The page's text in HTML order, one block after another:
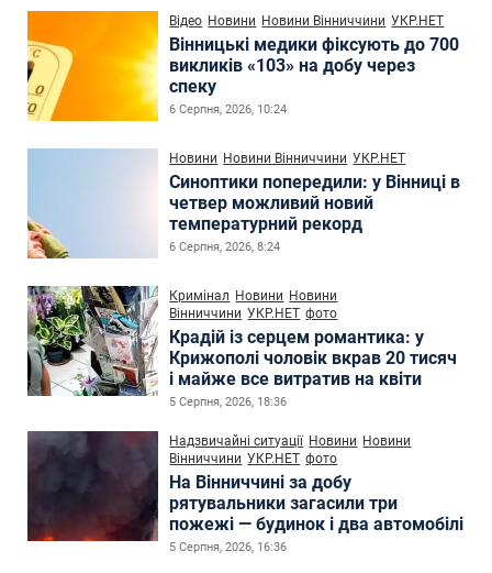
Відео Новини Новини Вінниччини УКР.НЕТ
Вінницькі медики фіксують до 700
викликів «103» на добу через
спеку
6 Серпня, 2026, 10:24
Новини Новини Вінниччини УКР.НЕТ
Синоптики попередили: у Вінниці в
четвер можливий новий
температурний рекорд
6 Серпня, 2026, 8:24
Кримінал Новини Новини
Вінниччини УКР.НЕТ фото
Крадій із серцем романтика: у
Крижополі чоловік вкрав 20 тисяч
і майже все витратив на квіти
5 Серпня, 2026, 18:36
Надзвичайні ситуації Новини Новини
Вінниччини УКР.НЕТ фото
На Вінниччині за добу
рятувальники загасили три
пожежі — будинок і два автомобілі
5 Серпня, 2026, 16:36